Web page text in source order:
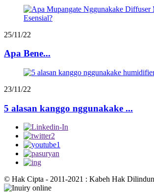
25/11/22
Apa Bene...
23/11/22
5 alasan kanggo nggunakake ...
© Hak Cipta - 2011-2021 : Kabeh Hak